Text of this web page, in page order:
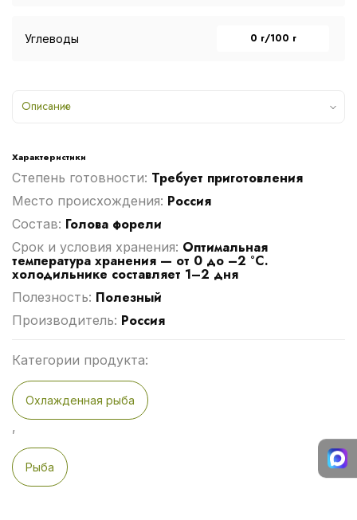
Углеводы 0 г/100 г
Описание
Характеристики
Степень готовности: Требует приготовления
Место происхождения: Россия
Cостав: Голова форели
Срок и условия хранения: Оптимальная
температура хранения — от 0 до –2 °C.
холодильнике составляет 1–2 дня
Полезность: Полезный
Производитель: Россия
Категории продукта:
Охлажденная рыба
,
Рыба